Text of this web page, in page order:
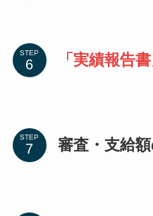
STEP 「実績報告
STEP 審査・支給